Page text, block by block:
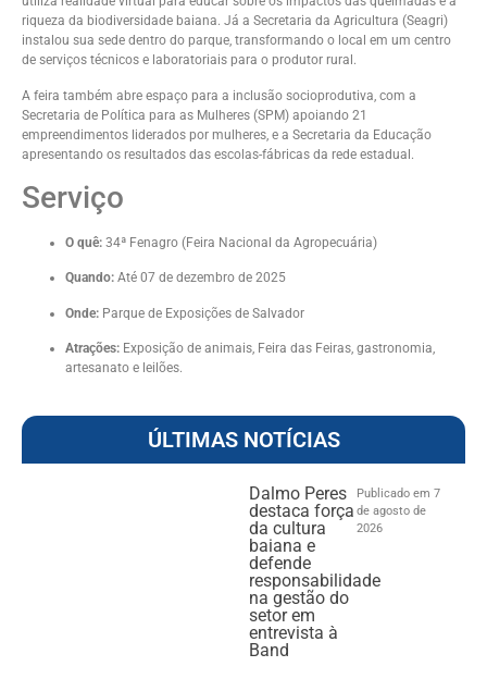
riqueza da biodiversidade baiana. Já a Secretaria da Agricultura (Seagri)
instalou sua sede dentro do parque, transformando o local em um centro
de serviços técnicos e laboratoriais para o produtor rural.
A feira também abre espaço para a inclusão socioprodutiva, com a
Secretaria de Política para as Mulheres (SPM) apoiando 21
empreendimentos liderados por mulheres, e a Secretaria da Educação
apresentando os resultados das escolas-fábricas da rede estadual.
Serviço
O quê: 34ª Fenagro (Feira Nacional da Agropecuária)
Quando: Até 07 de dezembro de 2025
Onde: Parque de Exposições de Salvador
Atrações: Exposição de animais, Feira das Feiras, gastronomia,
artesanato e leilões.
ÚLTIMAS NOTÍCIAS
Dalmo Peres
destaca força
da cultura
baiana e
defende
responsabilidade
na gestão do
setor em
entrevista à
Band
Publicado em 7
de agosto de
2026